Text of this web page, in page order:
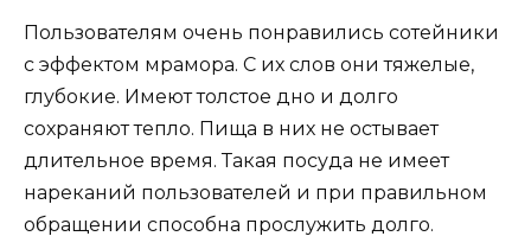
Пользователям очень понравились сотейники
с эффектом мрамора. С их слов они тяжелые,
глубокие. Имеют толстое дно и долго
сохраняют тепло. Пища в них не остывает
длительное время. Такая посуда не имеет
нареканий пользователей и при правильном
обращении способна прослужить долго.